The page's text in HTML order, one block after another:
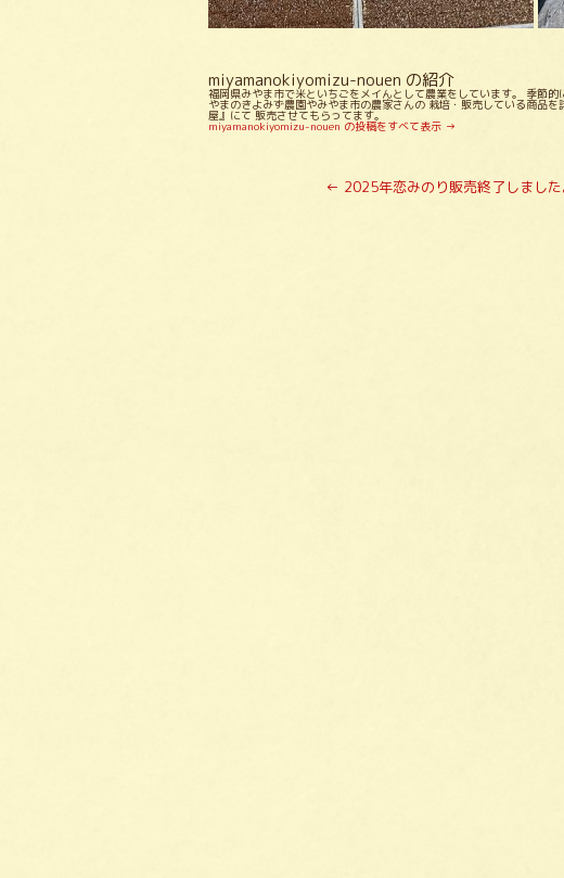
miyamanokiyomizu-nouen の紹介
福岡県みやま市で米といちごをメイんとして農業をしています。 季節
やまのきよみず農園やみやま市の農家さんの 栽培・販売している商品
屋』にて 販売させてもらってます。
miyamanokiyomizu-nouen の投稿をすべて表示 →
← 2025年恋みのり販売終了しました